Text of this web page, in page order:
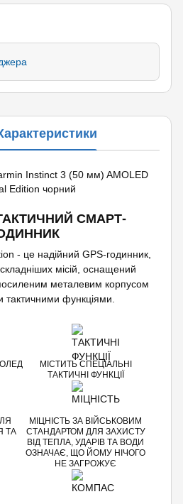
СМАРТ-
- це надійний GPS-годинник,
місій, оснащений
металевим корпусом
тактичними функціями.
МІСТИТЬ СПЕЦІАЛЬНІ
ТАКТИЧНІ ФУНКЦІЇ
ТА
МІЦНІСТЬ ЗА ВІЙСЬКОВИМ
СТАНДАРТОМ ДЛЯ ЗАХИСТУ
ВІД ТЕПЛА, УДАРІВ ТА ВОДИ
ОЗНАЧАЄ, ЩО ЙОМУ НІЧОГО
НЕ ЗАГРОЖУЄ